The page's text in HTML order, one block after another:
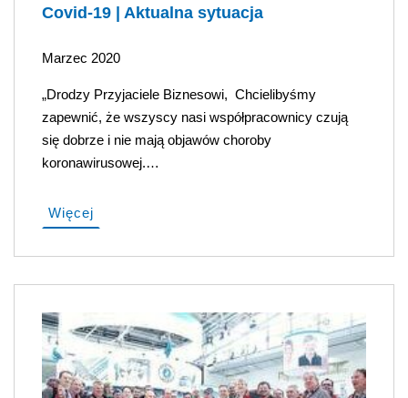
Covid-19 | Aktualna sytuacja
Marzec 2020
„Drodzy Przyjaciele Biznesowi, Chcielibyśmy
zapewnić, że wszyscy nasi współpracownicy czują
się dobrze i nie mają objawów choroby
koronawirusowej.…
Więcej